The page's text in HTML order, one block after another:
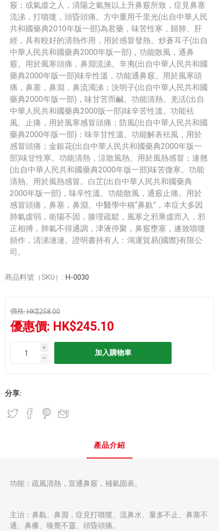
竅；或氣虛之人，清陽之氣無以上升鼻竅所致，症見鼻塞
流涕，打噴嚏，頭昏頭痛。方中重用千里光(出自中華人民
共和國藥典2010年版一部)為君藥，味苦性寒，歸肺、肝
經，具有較好的清熱作用，用於感冒發熱。炒蒼耳子(出自
中華人民共和國藥典2000年版一部)，功能散風，通鼻
竅。用於風寒頭痛，鼻淵流涕。辛夷(出自中華人民共和國
藥典2000年版一部)味辛性溫，功能通鼻竅。用於風寒頭
痛，鼻塞，鼻淵，鼻流濁涕；決明子(出自中華人民共和國
藥典2000年版一部)，味甘苦而鹹。功能清熱。羌活(出自
中華人民共和國藥典2000版一部)味辛苦性溫。功能袪
風、止痛，用於風寒感冒頭痛；防風(出自中華人民共和國
藥典2000年版一部)：味辛甘性溫。功能解表袪風，用於
感冒頭痛；金銀花(出自中華人民共和國藥典2000年版一
部)味甘性寒。功能清熱，涼散風熱。用於風熱感冒；連翹
(出自中華人民共和國藥典2000年版一部)味苦微寒。功能
清熱。用於風熱感冒。白芷(出自中華人民共和國藥典
2000年版一部)，味辛性溫。功能散風，通竅止痛。用於
感冒頭痛，鼻塞，鼻淵。中醫學中稱“鼻鼽”，本症大多因
肺氣虛弱，衛陽不固，腠理疏鬆，風寒之邪乘虛而入，邪
正相搏，肺氣不得通調，津液停聚，鼻竅壅塞，遂致噴嚏
頻作，清涕漣漣。證明書持有人﹕鴻運貿易(國際)有限公
司。
商品料號（SKU）: H-0030
價格:HK$258.00
優惠價: HK$245.10
i
h
分享:
產品介紹
功能：疏風清熱，宣通鼻竅，補氣固表。
主治：鼻鼽、鼻淵，症見打噴嚏、流鼻水、量多不止、鼻塞不
通、鼻癢、嗅覺不靈、頭昏頭痛。